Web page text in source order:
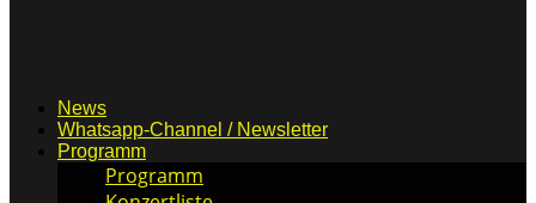
News
Whatsapp-Channel / Newsletter
Programm
Programm